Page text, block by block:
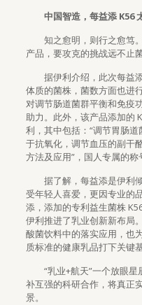
中国智造，每益添 K56
知之愈明，则行之愈笃
产品，要攻克的挑战远不止菌
据伊利介绍，此次每益
体质的菌株，菌数方面也进
对调节肠道菌群平衡和免疫
助力。此外，该产品添加的
利，其中包括：“调节胃肠道
于抗氧化，调节血压的副干
方法及应用”，国人专属的称
据了解，每益添是伊利
受年轻人喜爱，更因专业的
添，添加的专利益生菌株
伊利推进了乳业创新新布局
酸菌饮料中的落实应用，也
质标准的健康乳品打下关键基
“乳业+航天”一个放眼
补互强的科研合作，将真正
景。